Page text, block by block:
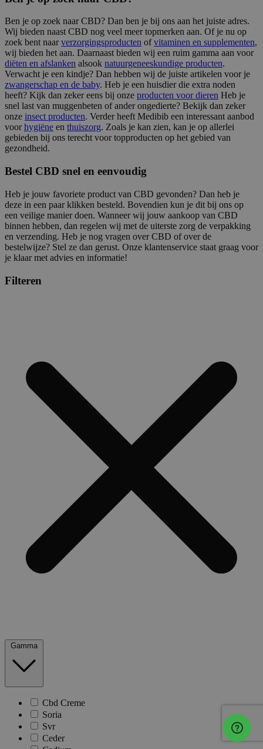
Ben je op zoek naar CBD? Dan ben je bij ons aan het juiste adres.
Wij bieden naast CBD nog veel meer topmerken aan. Of je nu op
zoek bent naarverzorgingsproducten ofvitaminen en supplementen,
wij bieden het aan. Daarnaast bieden wij een ruim gamma aan voor
diëten en afslanken alsook natuurgeneeskundige producten.
Verwacht je een kindje? Dan hebben wij de juiste artikelen voor je
zwangerschap en de baby. Heb je een huisdier die extra noden
heeft? Kijk dan zeker eens bij onze producten voor dieren Heb je
snel last van muggenbeten of ander ongedierte? Bekijk dan zeker
onze insect producten. Verder heeft Medibib een interessant aanbod
voorhygiëne en thuiszorg. Zoals je kan zien, kan je op allerlei
gebieden bij ons terecht voor topproducten op het gebied van
gezondheid.
Bestel CBD snel en eenvoudig
Heb je jouw favoriete product van CBD gevonden? Dan heb je
deze in een paar klikken besteld. Bovendien kun je dit bij ons op
een veilige manier doen. Wanneer wij jouw aankoop van CBD
binnen hebben, dan regelen wij met de uiterste zorg de verpakking
en verzending. Heb je nog vragen over CBD of over de
bestelwijze? Stel ze dan gerust. Onze klantenservice staat graag voor
je klaar met advies en informatie!
Filteren
Gamma
Cbd Creme
Soria
Svr
Ceder